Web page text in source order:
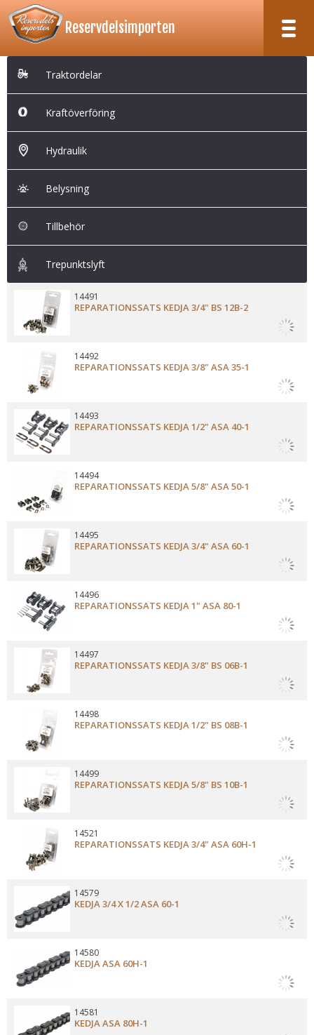
RESERVDELSIMPORTEN
TILL KASSAN
Hydraulik
Belysning
Tillbehör
Reservdelsimporten
Traktordelar
Kraftöverföring
Hydraulik
Belysning
Tillbehör
Trepunktslyft
REPARATIONSSATS KEDJA 3/4" BS 12B-2
14491
REPARATIONSSATS KEDJA 3/8" ASA 35-1
14492
REPARATIONSSATS KEDJA 1/2" ASA 40-1
14493
REPARATIONSSATS KEDJA 5/8" ASA 50-1
14494
REPARATIONSSATS KEDJA 3/4" ASA 60-1
14495
REPARATIONSSATS KEDJA 1" ASA 80-1
14496
REPARATIONSSATS KEDJA 3/8" BS 06B-1
14497
REPARATIONSSATS KEDJA 1/2" BS 08B-1
14498
REPARATIONSSATS KEDJA 5/8" BS 10B-1
14499
REPARATIONSSATS KEDJA 3/4" ASA 60H-1
14521
KEDJA 3/4 X 1/2 ASA 60-1
14579
KEDJA ASA 60H-1
14580
KEDJA ASA 80H-1
14581